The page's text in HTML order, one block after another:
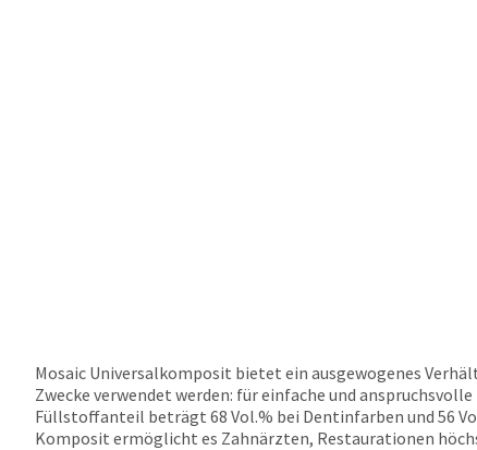
Mosaic Universalkomposit bietet ein ausgewogenes
Zwecke verwendet werden: für einfache und
Füllstoffanteil beträgt 68 Vol.% bei Dentinfarben und 56
Komposit ermöglicht es Zahnärzten, Restaurationen